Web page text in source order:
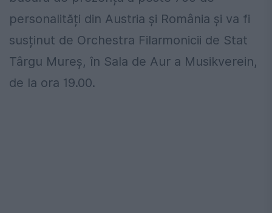
personalități din Austria și România și va fi
susținut de Orchestra Filarmonicii de Stat
Târgu Mureș, în Sala de Aur a Musikverein,
de la ora 19.00.